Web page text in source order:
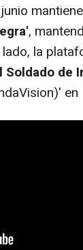
,
la
Soldado de